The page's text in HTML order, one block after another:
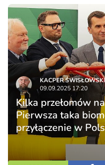
KACPER ŚWISŁO­WSKI
09.09.2025 17:20
Kilka przełomów
Pierwsza taka
przyłączenie w